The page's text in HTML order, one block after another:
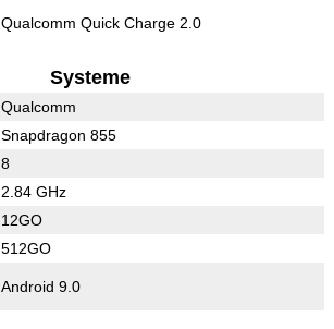
Qualcomm Quick Charge 2.0
Systeme
Qualcomm
Snapdragon 855
8
2.84 GHz
12GO
512GO
Android 9.0